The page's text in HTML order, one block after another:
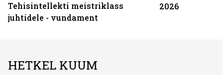
Tehisintellekti meistriklass
juhtidele - vundament
2026
HETKEL KUUM